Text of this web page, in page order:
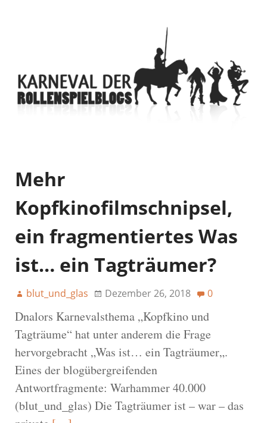
Mehr
Kopfkinofilmschnipsel,
ein fragmentiertes Was
ist… ein Tagträumer?
blut_und_glas Dezember 26, 2018 0
Dnalors Karnevalsthema „Kopfkino und
Tagträume“ hat unter anderem die Frage
hervorgebracht „Was ist… ein Tagträumer„.
Eines der blogübergreifenden
Antwortfragmente: Warhammer 40.000
(blut_und_glas) Die Tagträumer ist – war – das